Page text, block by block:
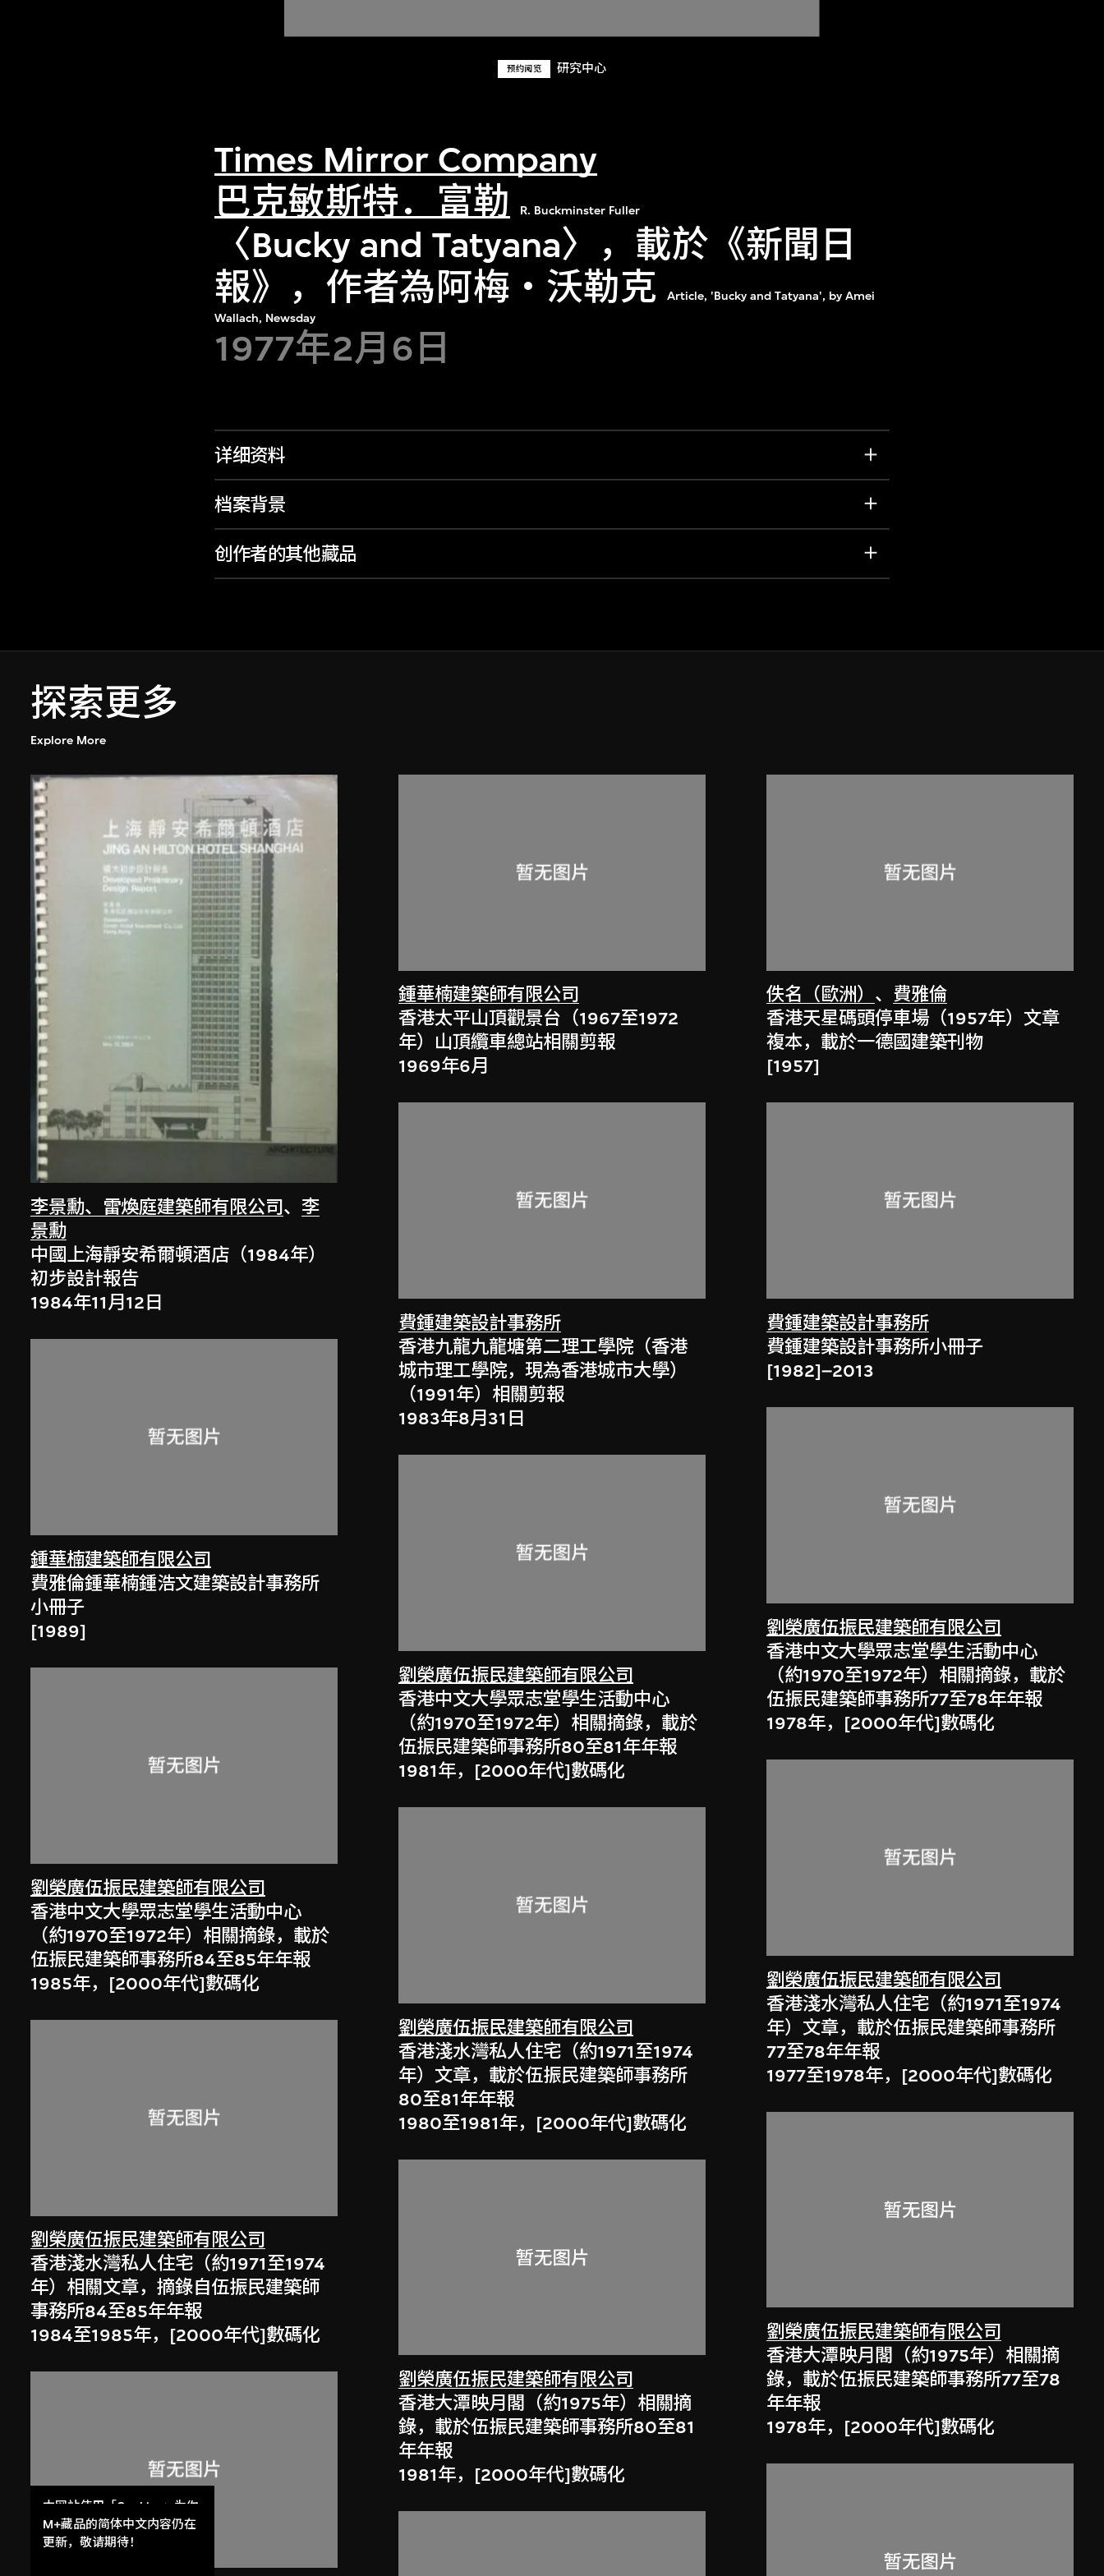
预约阅览 研究中心
Times Mirror Company
巴克敏斯特．富勒
R. Buckminster Fuller
〈Bucky and Tatyana〉，載於《新聞日
報》，作者為阿梅‧沃勒克
Article, 'Bucky and Tatyana', by Amei
Wallach, Newsday
1977年2月6日
详细资料
档案背景
创作者的其他藏品
探索更多
Explore More
李景勳、雷煥庭建築師有限公司、 李
景勳
中國上海靜安希爾頓酒店（1984年）
初步設計報告
1984年11月12日
鍾華楠建築師有限公司
費雅倫鍾華楠鍾浩文建築設計事務所
小冊子
[1989]
劉榮廣伍振民建築師有限公司
香港中文大學眾志堂學生活動中心
（約1970至1972年）相關摘錄，載於
伍振民建築師事務所84至85年年報
1985年，[2000年代]數碼化
劉榮廣伍振民建築師有限公司
香港淺水灣私人住宅（約1971至1974
年）相關文章，摘錄自伍振民建築師
事務所84至85年年報
1984至1985年，[2000年代]數碼化
鍾華楠建築師有限公司
香港太平山頂觀景台（1967至1972
年）山頂纜車總站相關剪報
1969年6月
費鍾建築設計事務所
香港九龍九龍塘第二理工學院（香港
城市理工學院，現為香港城市大學）
（1991年）相關剪報
1983年8月31日
劉榮廣伍振民建築師有限公司
香港中文大學眾志堂學生活動中心
（約1970至1972年）相關摘錄，載於
伍振民建築師事務所80至81年年報
1981年，[2000年代]數碼化
劉榮廣伍振民建築師有限公司
香港淺水灣私人住宅（約1971至1974
年）文章，載於伍振民建築師事務所
80至81年年報
1980至1981年，[2000年代]數碼化
劉榮廣伍振民建築師有限公司
香港大潭映月閣（約1975年）相關摘
錄，載於伍振民建築師事務所80至81
年年報
1981年，[2000年代]數碼化
佚名（歐洲） 、 費雅倫
香港天星碼頭停車場（1957年）文章
複本，載於一德國建築刊物
[1957]
費鍾建築設計事務所
費鍾建築設計事務所小冊子
[1982]–2013
劉榮廣伍振民建築師有限公司
香港中文大學眾志堂學生活動中心
（約1970至1972年）相關摘錄，載於
伍振民建築師事務所77至78年年報
1978年，[2000年代]數碼化
劉榮廣伍振民建築師有限公司
香港淺水灣私人住宅（約1971至1974
年）文章，載於伍振民建築師事務所
77至78年年報
1977至1978年，[2000年代]數碼化
劉榮廣伍振民建築師有限公司
香港大潭映月閣（約1975年）相關摘
錄，載於伍振民建築師事務所77至78
年年報
1978年，[2000年代]數碼化
本网站使用「Cookies」为你
提供最好的网站体验。
了解更多
M+藏品的简体中文内容仍在
更新，敬请期待！